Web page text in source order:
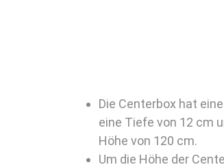
Die Centerbox hat
eine Tiefe von 12 cm
Höhe von 120 cm.
Um die Höhe der